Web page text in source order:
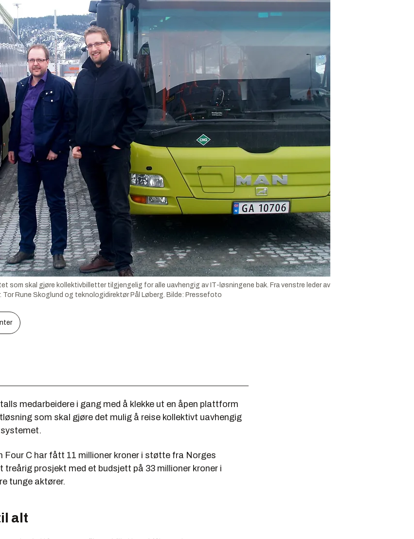
som skal gjøre kollektivbilletter tilgjengelig for alle uavhengig av IT-løsningene bak. Fra venstre leder av
Rune Skoglund og teknologidirektør Pål Løberg. Bilde: Pressefoto
medarbeidere i gang med å klekke ut en åpen plattform
som skal gjøre det mulig å reise kollektivt uavhengig
Four C har fått 11 millioner kroner i støtte fra Norges
treårig prosjekt med et budsjett på 33 millioner kroner i
tunge aktører.
alt